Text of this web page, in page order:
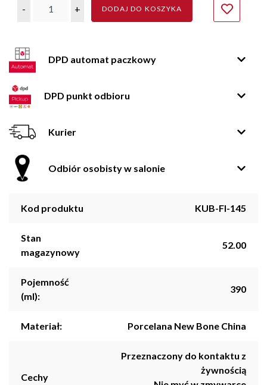
- + DODAJ DO KOSZYKA
DPD automat paczkowy
DPD punkt odbioru
Kurier
Odbiór osobisty w salonie
Kod produktu KUB-FI-145
Stan
magazynowy
52.00
Pojemność
(ml):
390
Materiał: Porcelana New Bone China
Cechy
Przeznaczony do kontaktu z
żywnością